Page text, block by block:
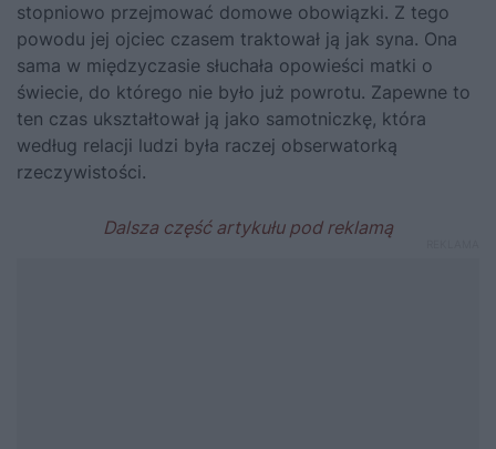
stopniowo przejmować domowe obowiązki. Z tego
powodu jej ojciec czasem traktował ją jak syna. Ona
sama w międzyczasie słuchała opowieści matki o
świecie, do którego nie było już powrotu. Zapewne to
ten czas ukształtował ją jako samotniczkę, która
według relacji ludzi była raczej obserwatorką
rzeczywistości.